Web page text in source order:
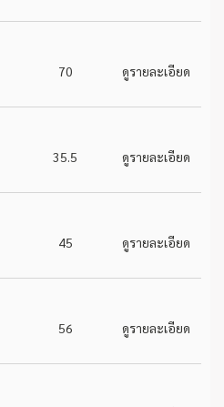
70 ดูรายละเอียด
35.5 ดูรายละเอียด
45 ดูรายละเอียด
56 ดูรายละเอียด